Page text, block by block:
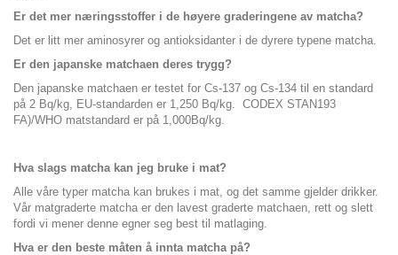
Er det mer næringsstoffer i de høyere graderingene av matcha?
Det er litt mer aminosyrer og antioksidanter i de dyrere typene matcha.
Er den japanske matchaen deres trygg?
Den japanske matchaen er testet for Cs-137 og Cs-134 til en standard
på 2 Bq/kg, EU-standarden er 1,250 Bq/kg. CODEX STAN193
FA)/WHO matstandard er på 1,000Bq/kg.
Hva slags matcha kan jeg bruke i mat?
Alle våre typer matcha kan brukes i mat, og det samme gjelder drikker.
Vår matgraderte matcha er den lavest graderte matchaen, rett og slett
fordi vi mener denne egner seg best til matlaging.
Hva er den beste måten å innta matcha på?